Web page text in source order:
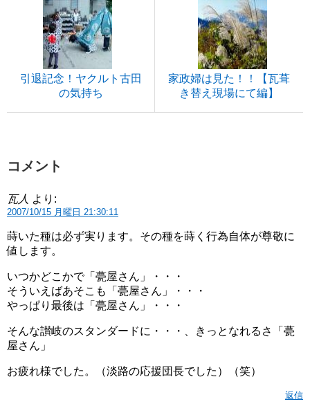
引退記念！ヤクルト古田
の気持ち
家政婦は見た！！【瓦葺
き替え現場にて編】
コメント
瓦人 より:
2007/10/15 月曜日 21:30:11
蒔いた種は必ず実ります。その種を蒔く行為自体が尊敬に
値します。
いつかどこかで「甍屋さん」・・・
そういえばあそこも「甍屋さん」・・・
やっぱり最後は「甍屋さん」・・・
そんな讃岐のスタンダードに・・・、きっとなれるさ「甍
屋さん」
お疲れ様でした。（淡路の応援団長でした）（笑）
返信